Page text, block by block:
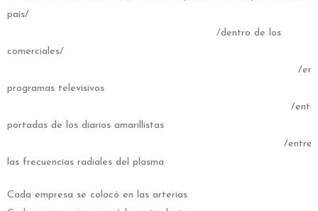
país/
/dentro de los
comerciales/
/
programas televisivos
/
portadas de los diarios amarillistas
/entre
las frecuencias radiales del plasma
Cada empresa se colocó en las arterias